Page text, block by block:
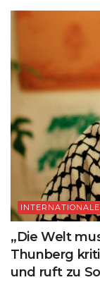
„Die Welt
Thunberg
und ruft zu